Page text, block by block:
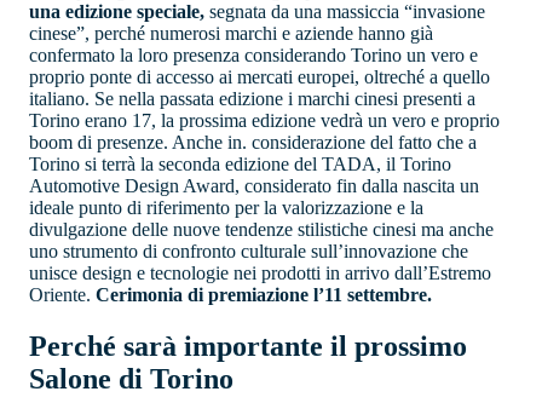
una edizione speciale, segnata da una massiccia “invasione
cinese”, perché numerosi marchi e aziende hanno già
confermato la loro presenza considerando Torino un vero e
proprio ponte di accesso ai mercati europei, oltreché a quello
italiano. Se nella passata edizione i marchi cinesi presenti a
Torino erano 17, la prossima edizione vedrà un vero e proprio
boom di presenze. Anche in. considerazione del fatto che a
Torino si terrà la seconda edizione del TADA, il Torino
Automotive Design Award, considerato fin dalla nascita un
ideale punto di riferimento per la valorizzazione e la
divulgazione delle nuove tendenze stilistiche cinesi ma anche
uno strumento di confronto culturale sull’innovazione che
unisce design e tecnologie nei prodotti in arrivo dall’Estremo
Oriente. Cerimonia di premiazione l’11 settembre.
Perché sarà importante il prossimo
Salone di Torino